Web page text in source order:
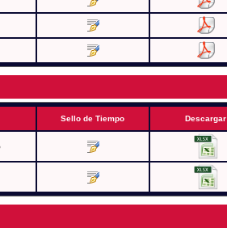
Sello de Tiempo Descargar